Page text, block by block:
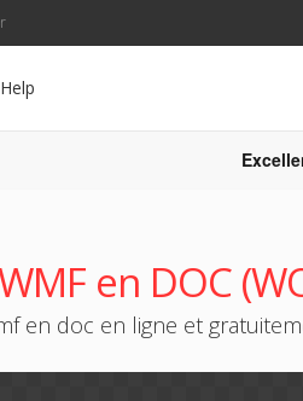
Help
en DOC
en doc en ligne et